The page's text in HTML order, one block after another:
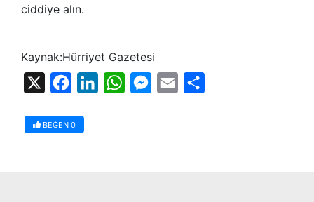
ciddiye alın.
Kaynak:Hürriyet Gazetesi
FacebookLinkedInWhatsAppMessenger
Email
BEĞEN 0